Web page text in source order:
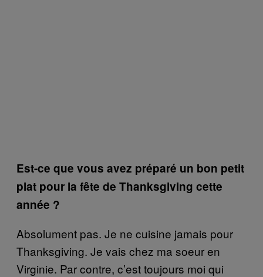
Est-ce que vous avez préparé un bon petit
plat pour la fête de Thanksgiving cette
année ?
Absolument pas. Je ne cuisine jamais pour
Thanksgiving. Je vais chez ma soeur en
Virginie. Par contre, c’est toujours moi qui